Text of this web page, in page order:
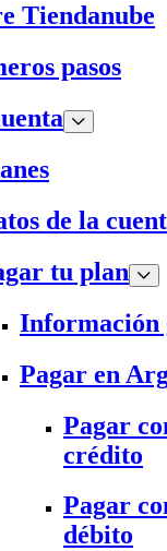
Tiendanube
pasos
de la
tu plan
Información
Pagar en
Pagar
crédito
Pagar
débito